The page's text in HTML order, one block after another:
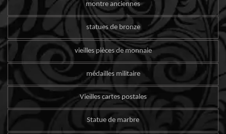
montre anciennes
statues de bronze
vieilles pièces de monnaie
médailles militaire
Vieilles cartes postales
Statue de marbre